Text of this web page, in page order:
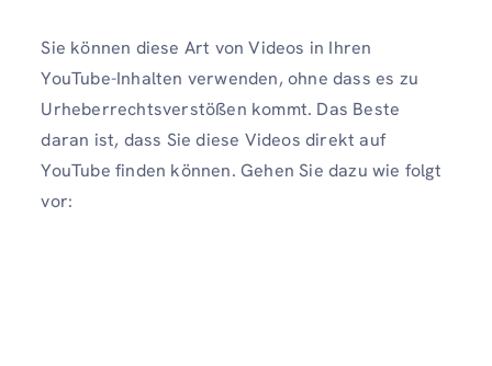
Sie können diese Art von Videos in Ihren
YouTube-Inhalten verwenden, ohne dass es zu
Urheberrechtsverstößen kommt. Das Beste
daran ist, dass Sie diese Videos direkt auf
YouTube finden können. Gehen Sie dazu wie folgt
vor: